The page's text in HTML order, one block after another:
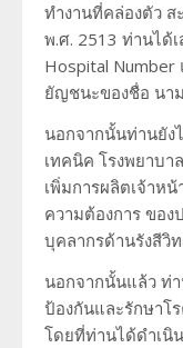
ทำงานที่คล่องตัว ส
พ.ศ. 2513 ท่านได้
Hospital Number
ยัญชนะของชื่อ นา
นอกจากนั้นท่านยัง
เทคนิค โรงพยาบ
เพิ่มการผลิตเจ้าห
ความต้องการ ขอ
บุคลากรด้านรังสีวิ
นอกจากนั้นแล้ว ท่
ป้องกันและรักษาโ
โดยที่ท่านได้ดำเนิ